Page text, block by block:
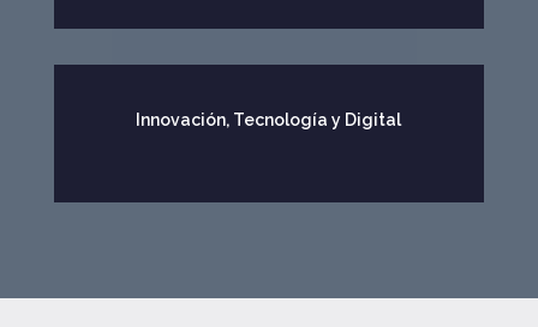
Innovación, Tecnología y Digital